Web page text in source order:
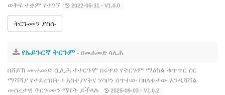
ወቅፍ ተቋም የተገኘ
2022-05-31 - V1.0.0
ትርጉሙን ያስሱ
የኡይጉርኛ ትርጉም- በመሐመድ ሳሊሕ
በሸይኽ ሙሐመድ ሷሊሕ ተተርጉሞ በሩዋድ የትርጉም ማዕከል ቁጥጥር ስር
ማሻሻያ የተደረገበት ፤ አስተያየትና ሃሳቦን ሰጥተው በዘለቄታው እንዲሻሻል
መሰረታዊ ትርጉሙን ማየት ይችላሉ
2025-09-03 - V1.0.2